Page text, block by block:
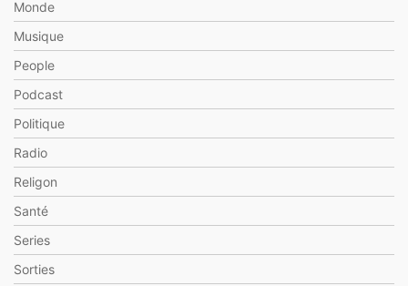
Monde
Musique
People
Podcast
Politique
Radio
Religon
Santé
Series
Sorties